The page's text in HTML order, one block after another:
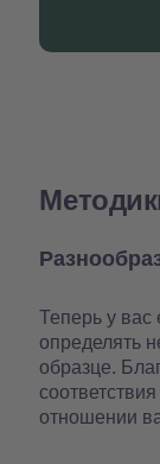
Теперь у вас
определять
образце.
отношении